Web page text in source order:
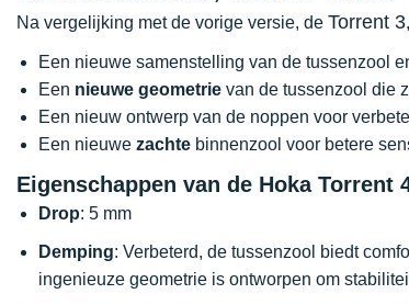
Na vergelijking met de vorige versie, de Torrent 3
Een nieuwe samenstelling van de tussenzool
Een nieuwe geometrie van de tussenzool die
Een nieuw ontwerp van de noppen voor
Een nieuwe zachte binnenzool voor betere
Eigenschappen van de Hoka Torrent
Drop: 5 mm
Demping: Verbeterd, de tussenzool biedt
ingenieuze geometrie is ontworpen om